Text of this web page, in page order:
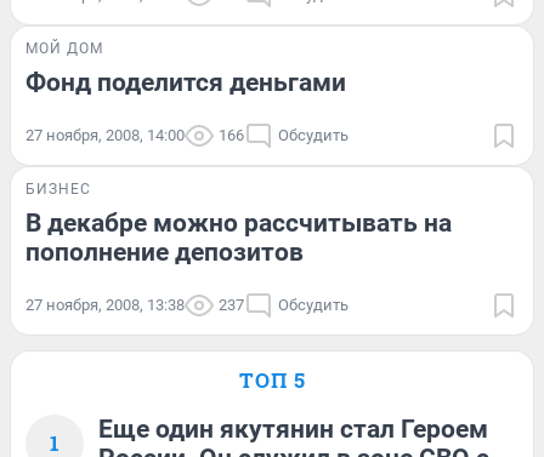
МОЙ ДОМ
Фонд поделится деньгами
27 ноября, 2008, 14:00 166 Обсудить
БИЗНЕС
В декабре можно рассчитывать на
пополнение депозитов
27 ноября, 2008, 13:38 237 Обсудить
ТОП 5
1
Еще один якутянин стал Героем